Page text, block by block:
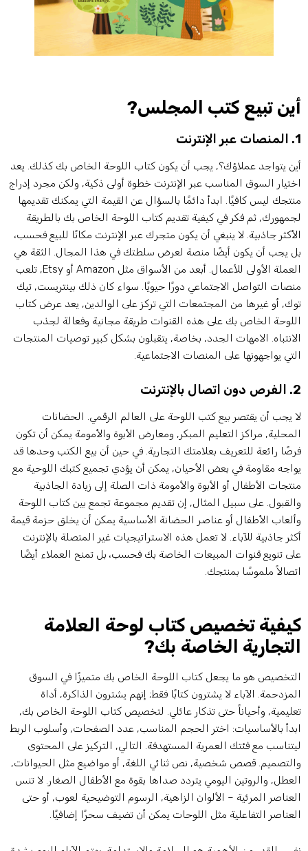
تبيع كتب المجلس?
يتواجد عملاؤك؟, يجب أن يكون كتاب اللوحة الخاص بك كذلك. يعد
السوق المناسب عبر الإنترنت خطوة أولى ذكية, ولكن مجرد إدراج
ليس كافيًا. ابدأ دائمًا بالسؤال عن القيمة التي يمكنك تقديمها
ثم فكر في كيفية تقديم كتاب اللوحة الخاص بك بالطريقة
جاذبية. لا ينبغي أن يكون متجرك عبر الإنترنت مكانًا للبيع فحسب،
يجب أن يكون أيضًا منصة لعرض سلطتك في هذا المجال. الثقة هي
العملة الأولى للأعمال. أبعد من الأسواق مثل Amazon أو Etsy, تلعب
التواصل الاجتماعي دورًا حيويًا. سواء كان ذلك بينتريست, تيك
أو غيرها من المجتمعات التي تركز على الوالدين, يعد عرض كتاب
الخاص بك على هذه القنوات طريقة مجانية وفعالة لجذب
الامهات الجدد, بخاصة, يتقبلون بشكل كبير توصيات المنتجات
يواجهونها على المنصات الاجتماعية.
يجب أن يقتصر بيع كتب اللوحة على العالم الرقمي. الحضانات
مراكز التعليم المبكر, ومعارض الأبوة والأمومة يمكن أن تكون
رائعة للتعريف بعلامتك التجارية. في حين أن بيع الكتب وحدها قد
مقاومة في بعض الأحيان, يمكن أن يؤدي تجميع كتبك اللوحية مع
الأطفال أو الأبوة والأمومة ذات الصلة إلى زيادة الجاذبية
على سبيل المثال, إن تقديم مجموعة تجمع بين كتاب اللوحة
الأطفال أو عناصر الحضانة الأساسية يمكن أن يخلق حزمة قيمة
جاذبية للآباء. لا تعمل هذه الاستراتيجيات غير المتصلة بالإنترنت
تنويع قنوات المبيعات الخاصة بك فحسب، بل تمنح العملاء أيضًا
ملموسًا بمنتجك.
تخصيص كتاب لوحة العلامة
الخاصة بك?
هو ما يجعل كتاب اللوحة الخاص بك متميزًا في السوق
الآباء لا يشترون كتابًا فقط; إنهم يشترون الذاكرة, أداة
وأحياناً حتى تذكار عائلي. لتخصيص كتاب اللوحة الخاص بك,
بالأساسيات: اختر الحجم المناسب, عدد الصفحات, وأسلوب الربط
مع فئتك العمرية المستهدفة. التالي, التركيز على المحتوى
قصص شخصية, نص ثنائي اللغة, أو مواضيع مثل الحيوانات,
والروتين اليومي يتردد صداها بقوة مع الأطفال الصغار. لا تنس
المرئية – الألوان الزاهية, الرسوم التوضيحية لعوب, أو حتى
التفاعلية مثل اللوحات يمكن أن تضيف سحرًا إضافيًا.